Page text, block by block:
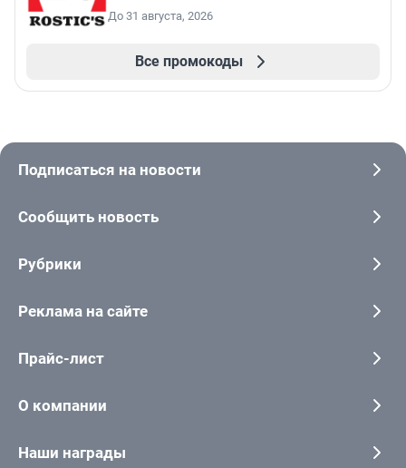
До 31 августа, 2026
Все промокоды
Подписаться на новости
Сообщить новость
Рубрики
Реклама на сайте
Прайс-лист
О компании
Наши награды